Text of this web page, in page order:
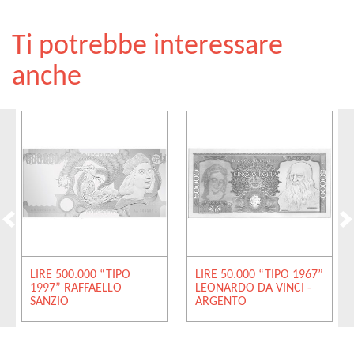
Ti potrebbe interessare
anche
LIRE 500.000 “TIPO
1997” RAFFAELLO
SANZIO
LIRE 50.000 “TIPO 1967”
LEONARDO DA VINCI -
ARGENTO